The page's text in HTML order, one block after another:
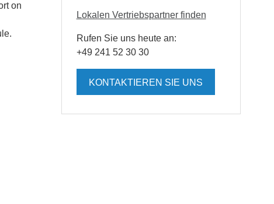
on
Lokalen Vertriebspartner finden
Rufen Sie uns heute an:
+49 241 52 30 30
KONTAKTIEREN SIE UNS